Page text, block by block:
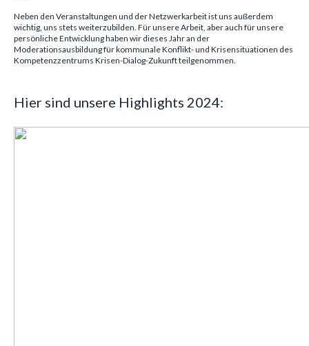
Neben den Veranstaltungen und der Netzwerkarbeit ist uns außerdem
wichtig, uns stets weiterzubilden. Für unsere Arbeit, aber auch für unsere
persönliche Entwicklung haben wir dieses Jahr an der
Moderationsausbildung für kommunale Konflikt- und Krisensituationen des
Kompetenzzentrums Krisen-Dialog-Zukunft teilgenommen.
Hier sind unsere Highlights 2024: